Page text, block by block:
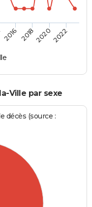
2016 201820202022
Ville par sexe
décès (source :